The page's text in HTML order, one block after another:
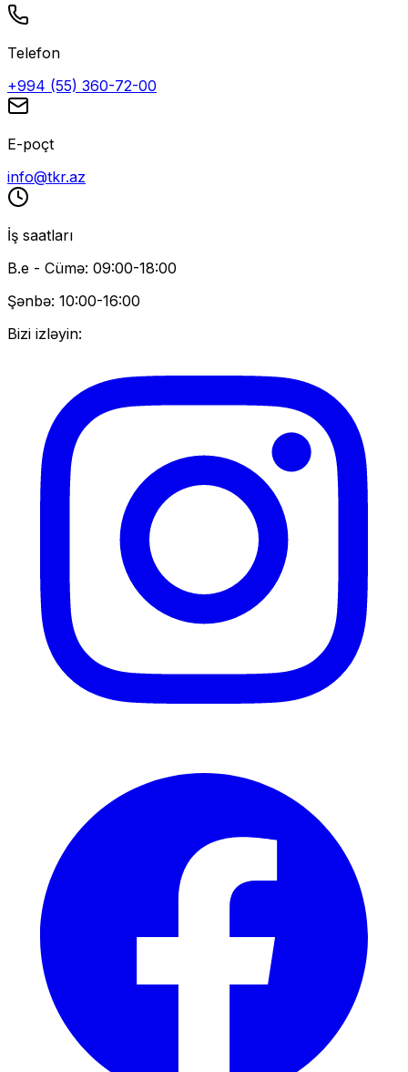
Telefon
+994 (55) 360-72-00
E-poçt
info@tkr.az
İş saatları
B.e - Cümə: 09:00-18:00
Şənbə: 10:00-16:00
Bizi izləyin: